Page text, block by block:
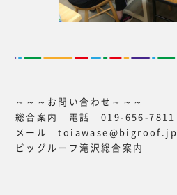
～～～お問い合わせ～～～
総合案内 電話 019-656-7811
メール toiawase@bigroof.jp
ビッグルーフ滝沢総合案内